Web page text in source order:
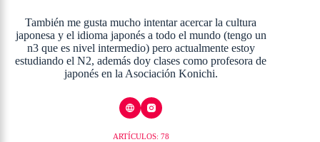
También me gusta mucho intentar acercar la cultura
japonesa y el idioma japonés a todo el mundo (tengo un
n3 que es nivel intermedio) pero actualmente estoy
estudiando el N2, además doy clases como profesora de
japonés en la Asociación Konichi.
ARTÍCULOS: 78